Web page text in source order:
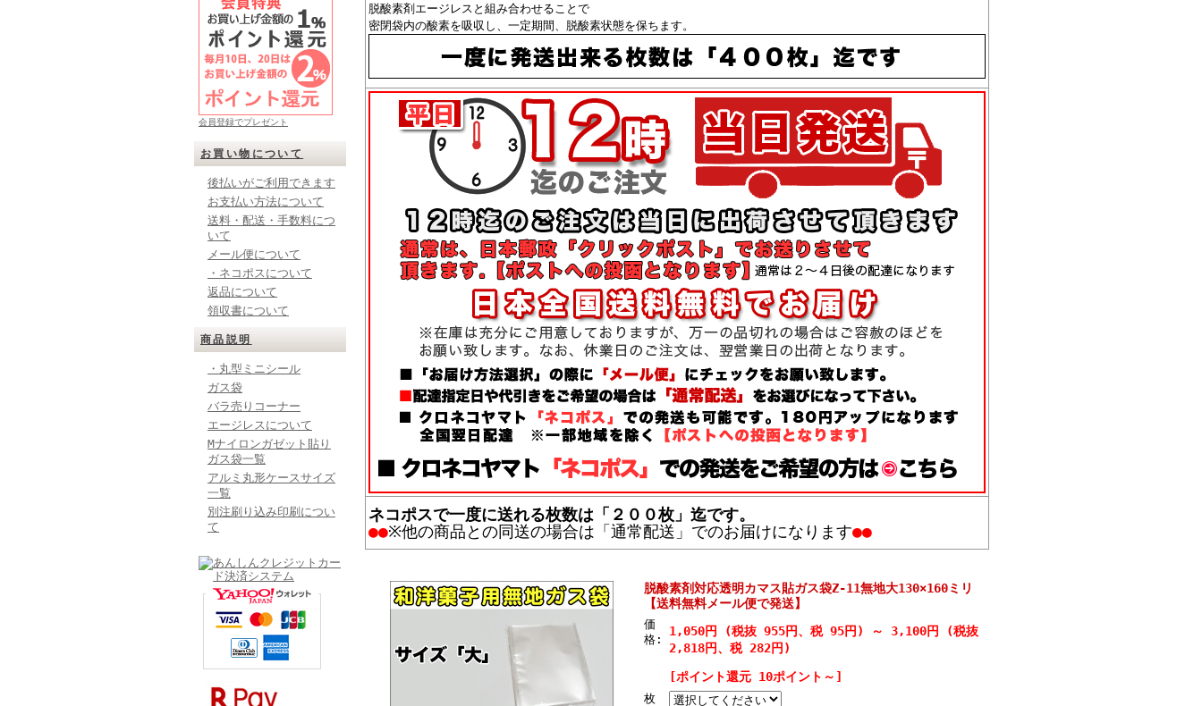
会員登録でプレゼント
お買い物について
後払いがご利用できます
お支払い方法について
送料・配送・手数料につ
いて
メール便について
・ネコポスについて
返品について
領収書について
商品説明
・丸型ミニシール
ガス袋
バラ売りコーナー
エージレスについて
Mナイロンガゼット貼り
ガス袋一覧
アルミ丸形ケースサイズ
一覧
別注刷り込み印刷につい
て
脱酸素剤エージレスと組み合わせることで
密閉袋内の酸素を吸収し、一定期間、脱酸素状態を保ちます。
ネコポスで一度に送れる枚数は「２００枚」迄です。
●●※他の商品との同送の場合は「通常配送」でのお届けになります●●
脱酸素剤対応透明カマス貼ガス袋Z-11無地大130×160ミリ
【送料無料メール便で発送】
価
格:
1,050円 (税抜 955円、税 95円) ～
3,100円 (税抜
2,818円、税 282円)
[ポイント還元 10ポイント～]
枚